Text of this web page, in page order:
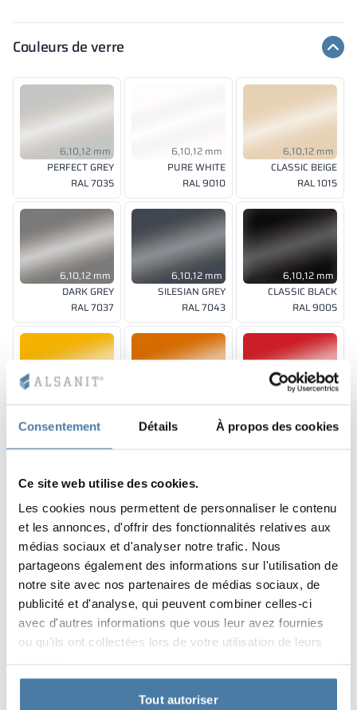
Consentement Détails À propos des cookies
Ce site web utilise des cookies.
Les cookies nous permettent de personnaliser le contenu
et les annonces, d'offrir des fonctionnalités relatives aux
médias sociaux et d'analyser notre trafic. Nous
partageons également des informations sur l'utilisation de
notre site avec nos partenaires de médias sociaux, de
publicité et d'analyse, qui peuvent combiner celles-ci
avec d'autres informations que vous leur avez fournies
ou qu'ils ont collectées lors de votre utilisation de leurs
Tout autoriser
Les couleurs des matériaux selon la désignation RAL sont
données à titre indicatif uniquement, les décors affichés
peuvent différer des réels en fonction des paramètres et des
réglages de l’écran.
Couleurs de verre
6,10,12 mm
PERFECT GREY
RAL 7035
6,10,12 mm
PURE WHITE
RAL 9010
6,10,12 mm
CLASSIC BEIGE
RAL 1015
6,10,12 mm
DARK GREY
RAL 7037
6,10,12 mm
SILESIAN GREY
RAL 7043
6,10,12 mm
CLASSIC BLACK
RAL 9005
RAL 1023
DEEP ORANGE
RAL 2000
RAL 3020
6,10,12 mm
FOREST GREEN
6,10,12 mm
BLUE BAY
Services